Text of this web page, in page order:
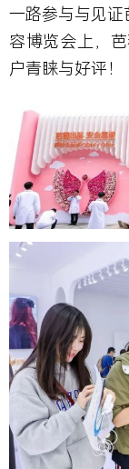
一路参与与见证
容博览会上，
户青睐与好评！